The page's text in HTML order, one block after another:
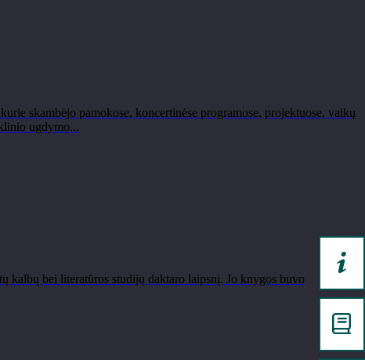
skambėjo pamokose, koncertinėse programose, projektuose, vaikų
ugdymo...
kalbų bei literatūros studijų daktaro laipsnį. Jo knygos buvo